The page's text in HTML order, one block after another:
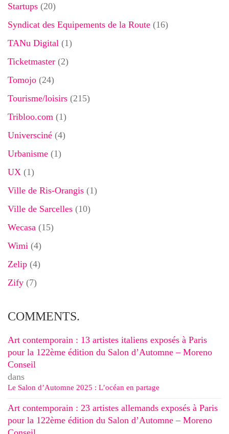
Startups (20)
Syndicat des Equipements de la Route (16)
TANu Digital (1)
Ticketmaster (2)
Tomojo (24)
Tourisme/loisirs (215)
Tribloo.com (1)
Universciné (4)
Urbanisme (1)
UX (1)
Ville de Ris-Orangis (1)
Ville de Sarcelles (10)
Wecasa (15)
Wimi (4)
Zelip (4)
Zify (7)
COMMENTS.
Art contemporain : 13 artistes italiens exposés à Paris
pour la 122ème édition du Salon d’Automne – Moreno
Conseil
dans
Le Salon d’Automne 2025 : L’océan en partage
Art contemporain : 23 artistes allemands exposés à Paris
pour la 122ème édition du Salon d’Automne – Moreno